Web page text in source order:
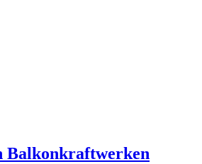
Balkonkraftwerken